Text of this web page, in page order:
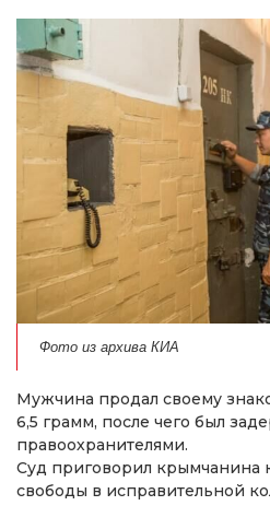
Фото из архива КИА
Мужчина продал своему
6,5 грамм, после чего был
правоохранителями.
Суд приговорил крымчанина
свободы в исправительной